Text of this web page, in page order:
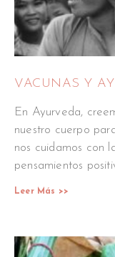
VACUNAS Y
En Ayurveda,
nuestro cuerpo
nos cuidamos con
pensamientos
Leer Más >>